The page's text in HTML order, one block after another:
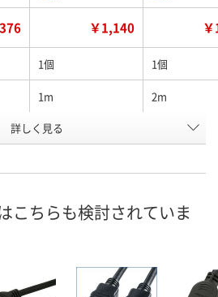
￥1,140
1個 1個
1m 2m
E689172 E689177
した
詳しく見る
こちらも検討されていま